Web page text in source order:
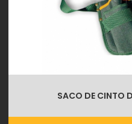
SACO DE CINTO